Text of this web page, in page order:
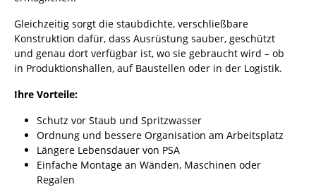
Gleichzeitig sorgt die staubdichte, verschließbare
Konstruktion dafür, dass Ausrüstung sauber, geschützt
und genau dort verfügbar ist, wo sie gebraucht wird – ob
in Produktionshallen, auf Baustellen oder in der Logistik.
Ihre Vorteile:
Schutz vor Staub und Spritzwasser
Ordnung und bessere Organisation am Arbeitsplatz
Längere Lebensdauer von PSA
Einfache Montage an Wänden, Maschinen oder
Regalen